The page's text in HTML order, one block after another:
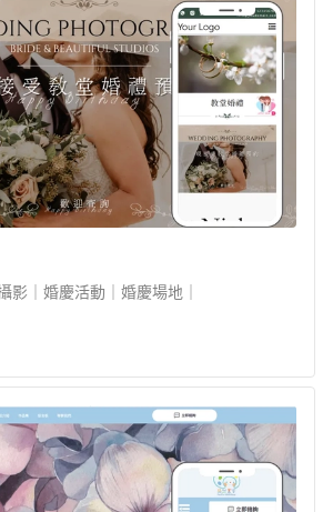
影｜婚慶活動｜婚慶場地｜